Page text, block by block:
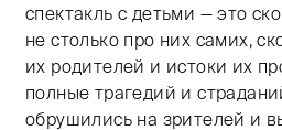
спектакль с детьми — это
не столько про них самих,
их родителей и истоки их
полные трагедий и
обрушились на зрителей и